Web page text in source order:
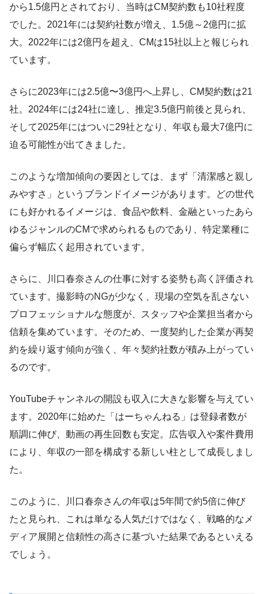
から1.5億円とされており、当時はCM契約数も10社程度
でした。2021年には契約社数が増え、1.5億～2億円に拡
大。2022年には2億円を超え、CMは15社以上と報じられ
ています。
さらに2023年には2.5億〜3億円へ上昇し、CM契約数は21
社。2024年には24社に達し、推定3.5億円前後と見られ、
そして2025年にはついに29社となり、年収も最大7億円に
迫る可能性が出てきました。
このような増加傾向の要因としては、まず「清潔感と親し
みやすさ」というブランドイメージがあります。どの世代
にも好かれるイメージは、食品や飲料、金融といったあら
ゆるジャンルのCMで求められるものであり、特定業種に
偏らず幅広く起用されています。
さらに、川口春奈さんの仕事に対する姿勢も高く評価され
ています。撮影時のNGが少なく、現場の空気を乱さない
プロフェッショナルな態度が、スタッフや企業担当者から
信頼を集めています。そのため、一度契約した企業が再契
約を繰り返す傾向が強く、年々契約社数が積み上がってい
るのです。
YouTubeチャンネルの開設も収入に大きな影響を与えてい
ます。2020年に始めた「はーちゃんねる」は登録者数が
順調に伸び、動画の再生回数も安定。広告収入や案件費用
により、年収の一部を構成する新しい柱として成長しまし
た。
このように、川口春奈さんの年収は5年間で約5倍に伸び
たと見られ、これは単なる人気だけではなく、戦略的なメ
ディア展開と信頼性の高さに基づいた結果であるといえる
でしょう。